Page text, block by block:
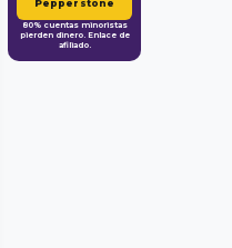
Pepperstone
80% cuentas minoristas
pierden dinero. Enlace de
afiliado.